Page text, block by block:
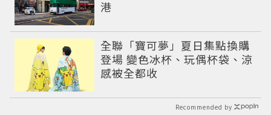
港
全聯「寶可夢」夏日集點換購
登場 變色冰杯、玩偶杯袋、涼
感被全都收
Recommended by